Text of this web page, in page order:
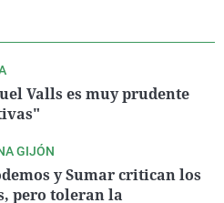
Valls es muy prudente
GIJÓN
y Sumar critican los
pero toleran la